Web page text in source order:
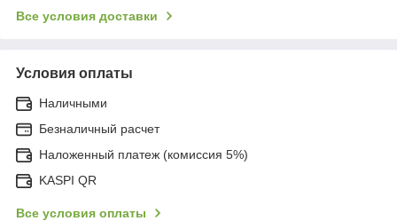
Все условия доставки
Условия оплаты
Наличными
Безналичный расчет
Наложенный платеж (комиссия 5%)
KASPI QR
Все условия оплаты